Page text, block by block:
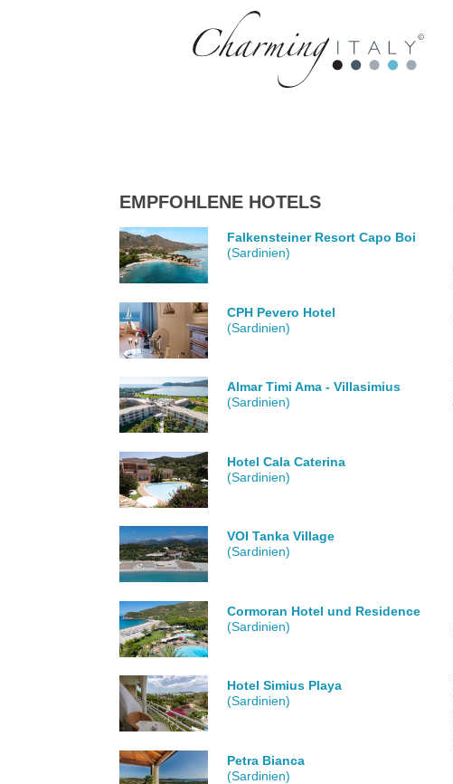
EMPFOHLENE HOTELS
Falkensteiner Resort Capo Boi
(Sardinien)
CPH Pevero Hotel
(Sardinien)
Almar Timi Ama - Villasimius
(Sardinien)
Hotel Cala Caterina
(Sardinien)
VOI Tanka Village
(Sardinien)
Cormoran Hotel und Residence
(Sardinien)
Hotel Simius Playa
(Sardinien)
Petra Bianca
(Sardinien)